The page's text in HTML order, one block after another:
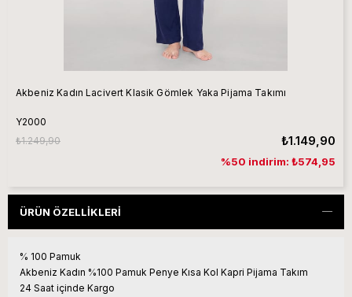
Akbeniz Kadın Lacivert Klasik Gömlek Yaka Pijama Takımı
Y2000
₺1.149,90
₺1.249,90
%50 indirim: ₺574,95
ÜRÜN ÖZELLIKLERI
% 100 Pamuk
Akbeniz Kadın %100 Pamuk Penye Kısa Kol Kapri Pijama Takım
24 Saat içinde Kargo